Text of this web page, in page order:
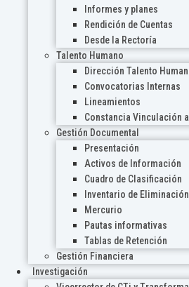
Informes y planes
Rendición de Cuentas
Desde la Rectoría
Talento Humano
Dirección Talento
Convocatorias Internas
Lineamientos
Constancia Vinculación
Gestión Documental
Presentación
Activos de Información
Cuadro de Clasificación
Inventario de Eliminación
Mercurio
Pautas informativas
Tablas de Retención
Gestión Financiera
Investigación